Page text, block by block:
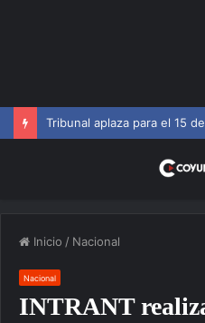
Inicio / Nacional
Nacional
INTRANT